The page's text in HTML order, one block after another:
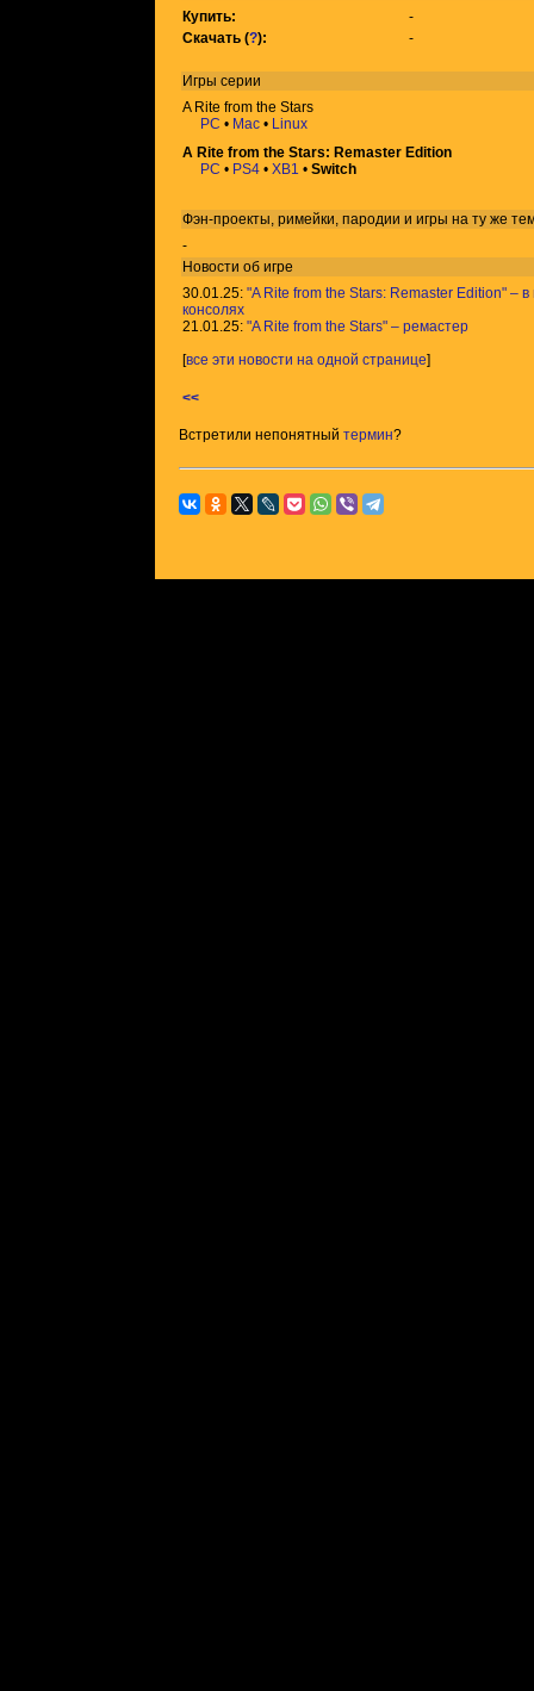
Купить:
-
Скачать (?): -
Игры серии
A Rite from the Stars
PC • Mac • Linux
A Rite from the Stars: Remaster Edition
PC • PS4 • XB1 • Switch
Фэн-проекты, римейки, пародии и игры на ту же
-
Новости об игре
30.01.25: "A Rite from the Stars: Remaster Edition" –
консолях
21.01.25: "A Rite from the Stars" – ремастер
[все эти новости на одной странице]
<<
Встретили непонятный термин?